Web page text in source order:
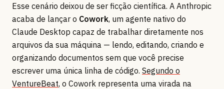
Esse cenário deixou de ser ficção científica. A Anthropic
acaba de lançar o Cowork, um agente nativo do
Claude Desktop capaz de trabalhar diretamente nos
arquivos da sua máquina — lendo, editando, criando e
organizando documentos sem que você precise
escrever uma única linha de código. Segundo o
VentureBeat, o Cowork representa uma virada na